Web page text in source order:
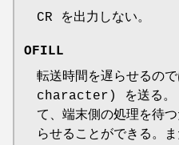
CR を出力しない。
OFILL
転送時間を遅らせる
character) を送る。
て、端末側の処理を待
らせることができる。